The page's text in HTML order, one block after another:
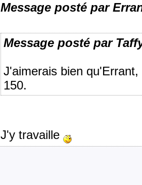
Message posté par
Message posté par
J'aimerais bien
150.
J'y travaille